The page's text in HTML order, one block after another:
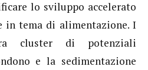
lo sviluppo accelerato
in tema di alimentazione. I
cluster di potenziali
e la sedimentazione